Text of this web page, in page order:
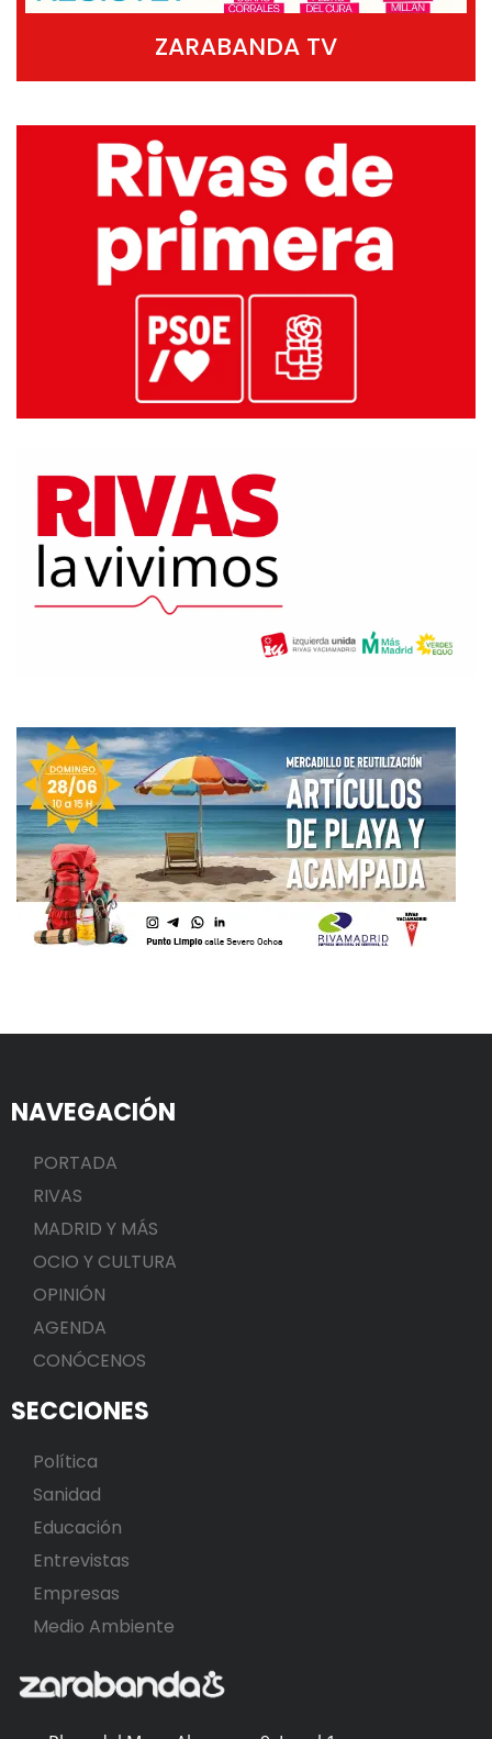
ZARABANDA TV
NAVEGACIÓN
PORTADA
RIVAS
MADRID Y MÁS
OCIO Y CULTURA
OPINIÓN
AGENDA
CONÓCENOS
SECCIONES
Política
Sanidad
Educación
Entrevistas
Empresas
Medio Ambiente